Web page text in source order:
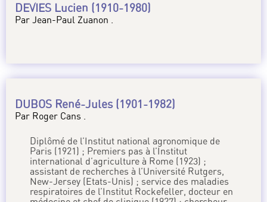
DEVIES Lucien (1910-1980)
Par Jean-Paul Zuanon .
DUBOS René-Jules (1901-1982)
Par Roger Cans .
Diplômé de l’Institut national agronomique de
Paris (1921) ; Premiers pas à l’Institut
international d’agriculture à Rome (1923) ;
assistant de recherches à l’Université Rutgers,
New-Jersey (Etats-Unis) ; service des maladies
respiratoires de l’Institut Rockefeller, docteur en